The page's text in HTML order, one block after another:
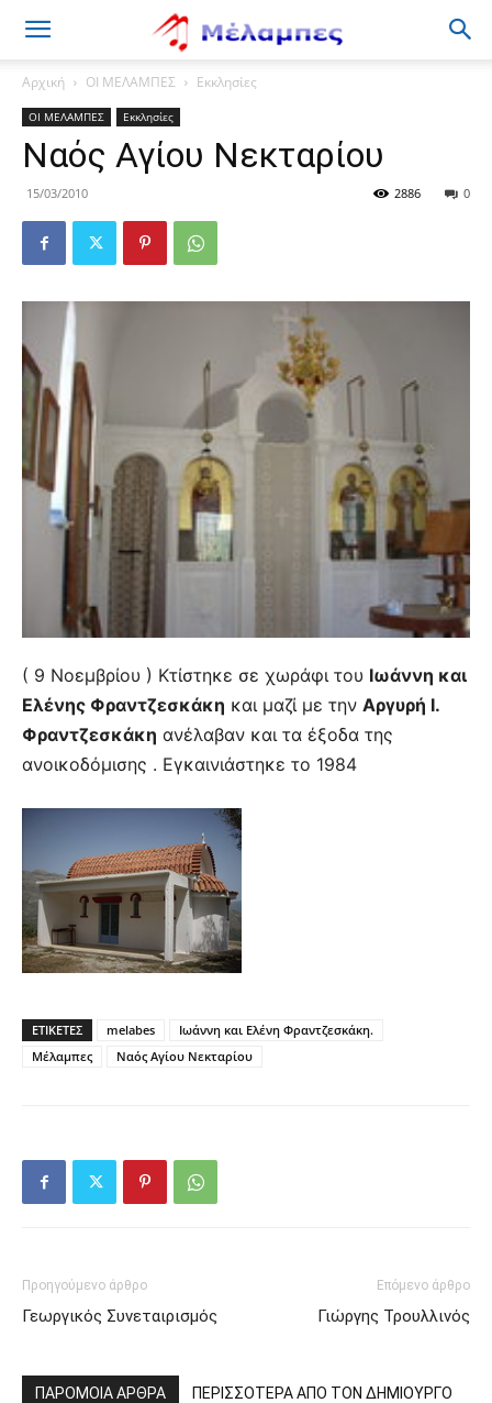
Μέλαμπες
Αρχική ΟΙ ΜΕΛΑΜΠΕΣ Εκκλησίες
ΟΙ ΜΕΛΑΜΠΕΣ Εκκλησίες
Ναός Αγίου Νεκταρίου
15/03/2010 0
2886
( 9 Νοεμβρίου ) Κτίστηκε σε χωράφι του Ιωάννη και
Ελένης Φραντζεσκάκη και μαζί με την Αργυρή Ι.
Φραντζεσκάκη ανέλαβαν και τα έξοδα της
ανοικοδόμισης . Εγκαινιάστηκε το 1984
ΕΤΙΚΕΤΕΣ melabes
Ιωάννη και Ελένη Φραντζεσκάκη.
Μέλαμπες
Ναός Αγίου Νεκταρίου
Προηγούμενο άρθρο
Γεωργικός Συνεταιρισμός
Επόμενο άρθρο
Γιώργης Τρουλλινός
ΠΑΡΟΜΟΙΑ ΑΡΘΡΑ ΠΕΡΙΣΣΟΤΕΡΑ ΑΠΟ ΤΟΝ ΔΗΜΙΟΥΡΓΟ